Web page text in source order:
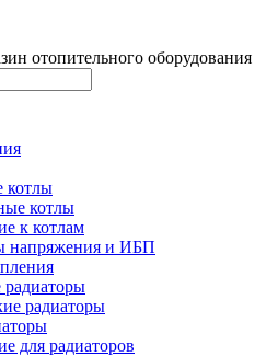
отопительного оборудования
котлы
котлы
к котлам
напряжения и ИБП
радиаторы
для радиаторов